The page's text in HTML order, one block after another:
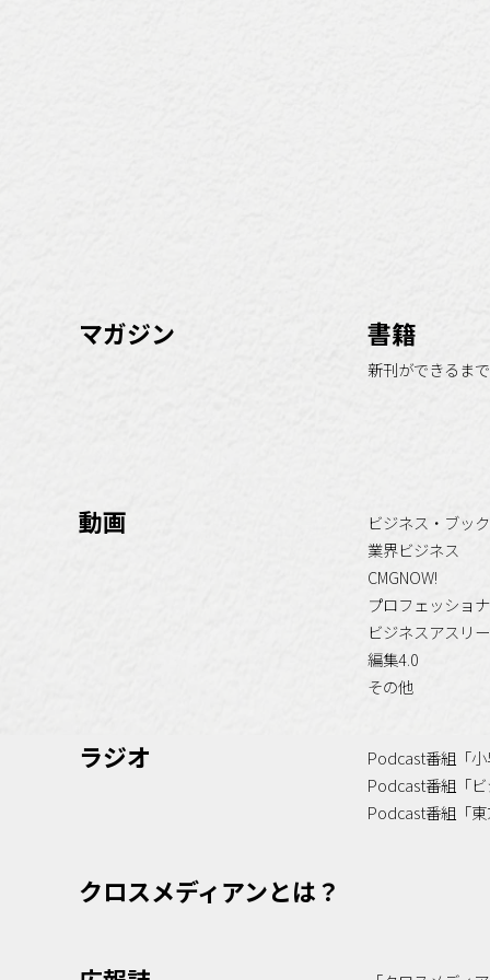
マガジン 書籍
新刊ができるまで
動画
ビジネス・ブッ
業界ビジネス
CMGNOW!
プロフェッショ
ビジネスアスリ
編集4.0
その他
ラジオ
Podcast番組「
Podcast番組「
Podcast番組「
クロスメディアンとは？